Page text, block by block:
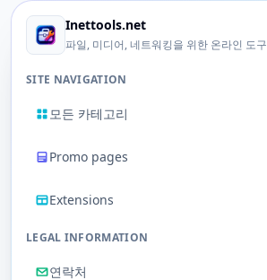
Inettools.net
파일, 미디어, 네트워킹을 위한 온라인 도구
SITE NAVIGATION
모든 카테고리
Promo pages
Extensions
LEGAL INFORMATION
연락처